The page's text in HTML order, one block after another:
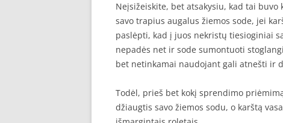
Neįsižeiskite, bet atsakysiu, kad tai buvo
savo trapius augalus žiemos sode, jei
paslėpti, kad į juos nekristų tiesioginiai
nepadės net ir sode sumontuoti
bet netinkamai naudojant gali atnešti ir
Todėl, prieš bet kokį sprendimo
džiaugtis savo žiemos sodu, o karštą